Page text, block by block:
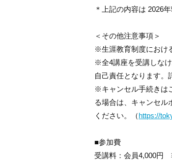
＊上記の内容は 2026
＜その他注意事項＞
※生涯教育制度におけ
※全4講座を受講しな
⾃⼰責任となります。
※キャンセル手続きは
る場合は、キャンセル
ください。（https://
■参加費
受講料：会員4,000円